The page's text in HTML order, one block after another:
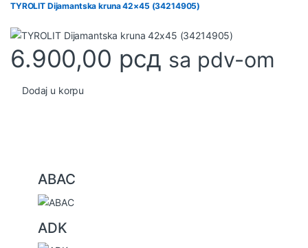
TYROLIT Dijamantska kruna 42×45 (34214905)
6.900,00 рсд sa pdv-om
Dodaj u korpu
ABAC
ADK